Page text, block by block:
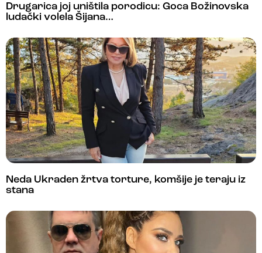
Drugarica joj uništila porodicu: Goca Božinovska
ludački volela Šijana…
Neda Ukraden žrtva torture, komšije je teraju iz
stana